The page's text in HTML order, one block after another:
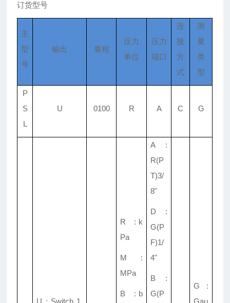
订货型号
主
型
号
输出 量程
压力
单位
压力
端口
连
接
方
式
测
量
类
型
P
S
L
U 0100 R A C G
R : k
Pa
M :
MPa
B : b
A :
R(P
T)3/
8"
D :
G(P
F)1/
4"
B :
G(P
G :